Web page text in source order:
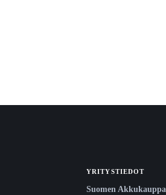
YRITYSTIEDOT
Suomen Akkukauppa